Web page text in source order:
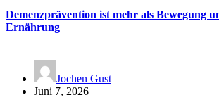
Demenzprävention ist mehr als Bewegung
Ernährung
Jochen Gust
Juni 7, 2026